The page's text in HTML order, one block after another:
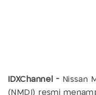
IDXChannel - Nissan
(NMDI) resmi